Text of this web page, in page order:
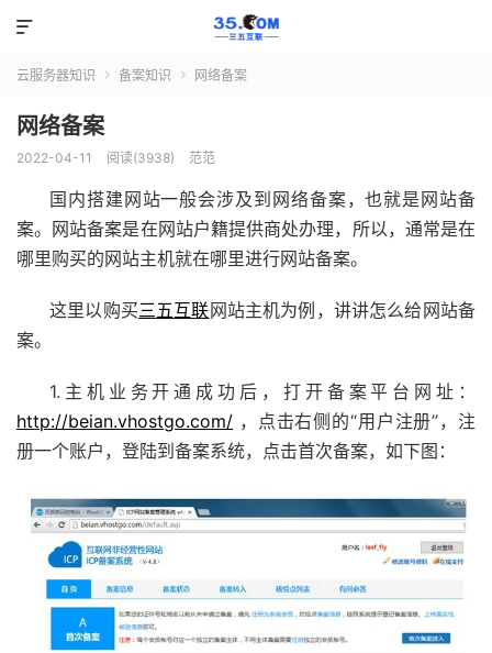

云服务器知识  备案知识  网络备案
网络备案
2022-04-11 阅读(3938) 范范
国内搭建网站一般会涉及到网络备案，也就是网站备
案。网站备案是在网站户籍提供商处办理，所以，通常是在
哪里购买的网站主机就在哪里进行网站备案。
这里以购买三五互联网站主机为例，讲讲怎么给网站备
案。
1.主机业务开通成功后，打开备案平台网址：
http://beian.vhostgo.com/ ，点击右侧的“用户注册”，注
册一个账户，登陆到备案系统，点击首次备案，如下图：